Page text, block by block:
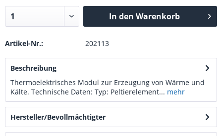
In den Warenkorb
Artikel-Nr.: 202113
Beschreibung
Thermoelektrisches Modul zur Erzeugung von Wärme und
Kälte. Technische Daten: Typ: Peltierelement... mehr
Hersteller/Bevollmächtigter